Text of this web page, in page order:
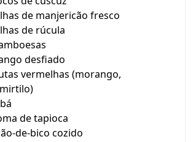
de manjericão fresco
de rúcula
desfiado
vermelhas (morango,
de tapioca
de-bico cozido